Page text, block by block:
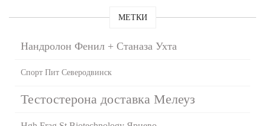
МЕТКИ
Нандролон Фенил + Станаза Ухта
Спорт Пит Северодвинск
Тестостерона доставка Мелеуз